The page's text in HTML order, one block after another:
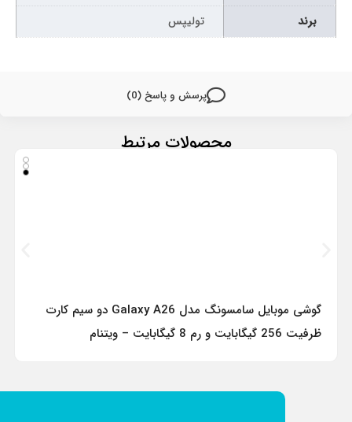
پرسش و پاسخ (0)
برند
تولیپس
محصولات مرتبط
گوشی موبایل سامسونگ مدل Galaxy A26 دو سیم کارت
ظرفیت 256 گیگابایت و رم 8 گیگابایت – ویتنام